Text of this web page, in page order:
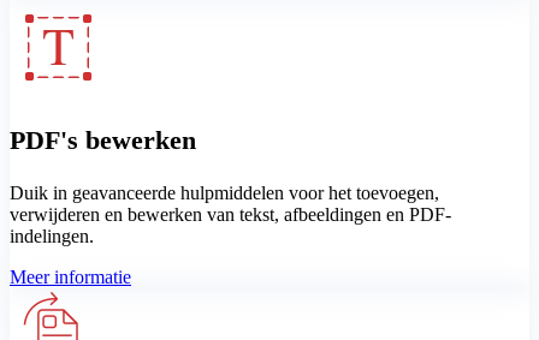
PDF's bewerken
Duik in geavanceerde hulpmiddelen voor het toevoegen,
verwijderen en bewerken van tekst, afbeeldingen en PDF-
indelingen.
Meer informatie